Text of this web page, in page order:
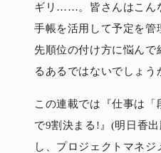
ギリ……。皆さんはこん
手帳を活用して予定を管
先順位の付け方に悩ん
るあるではないでしょう
この連載では『仕事は「
で9割決まる!』(明日香
し、プロジェクトマネ